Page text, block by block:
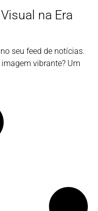
na Era
seu feed de notícias.
vibrante? Um